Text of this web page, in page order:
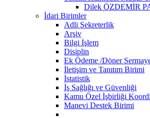
Dilek ÖZDEMİR
İdari Birimler
Adli Sekreterlik
Arşiv
Bilgi İşlem
Disiplin
Ek Ödeme /Döner
İletişim ve Tanıtım Birimi
İstatistik
İş Sağlığı ve Güvenliği
Kamu Özel İşbirliği
Manevi Destek Birimi